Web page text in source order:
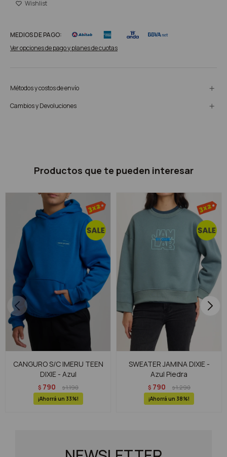
MEDIOS DE PAGO:
Ver opciones de pago y planes de cuotas
Métodos y costos de envío
Cambios y Devoluciones
Productos que te pueden interesar
CANGURO S/C IMERU TEEN
DIXIE - Azul
$ 790 $1.190
33
SWEATER JAMINA DIXIE -
Azul Piedra
$ 790 $1.290
38